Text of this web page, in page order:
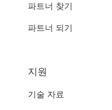
파트너 찾기
파트너 되기
지원
기술 자료